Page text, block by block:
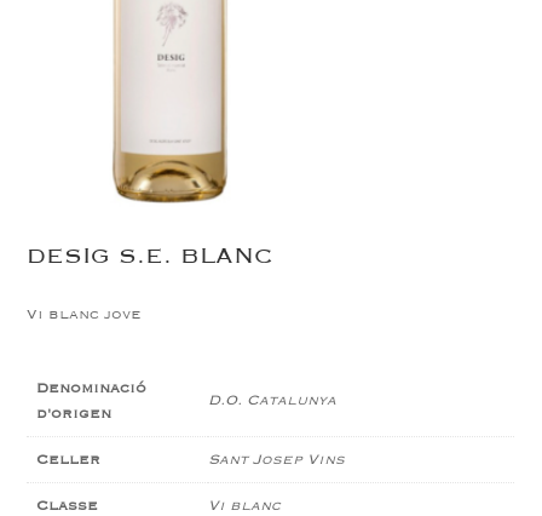
DESIG S.E. BLANC
Vi blanc jove
Denominació
d'origen
D.O. Catalunya
Celler Sant Josep Vins
Classe Vi blanc